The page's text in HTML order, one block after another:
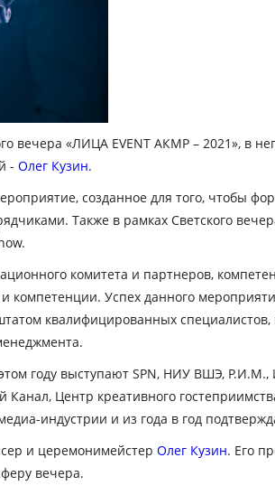
вечера «ЛИЦА EVENT АКМР – 2021», в
- Олег Кузин.
созданное для того, чтобы
Также в рамках Светского
комитета и партнеров,
компетенции. Успех данного
квалифицированных
году выступают SPN, НИУ ВШЭ,
Канал, Центр креативного
индустрии и из года в год
и церемонимейстер Олег Кузин. Его
вечера.